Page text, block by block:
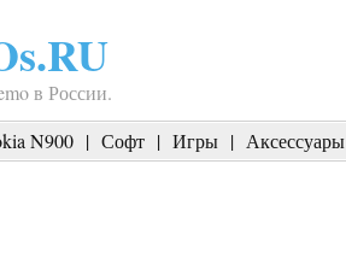
в России.
N900 | Софт | Игры | Аксессуары